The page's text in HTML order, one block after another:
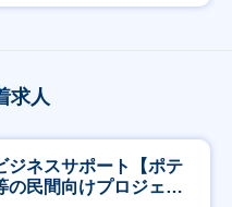
求人
ジネスサポート【ポテ
の民間向けプロジェク